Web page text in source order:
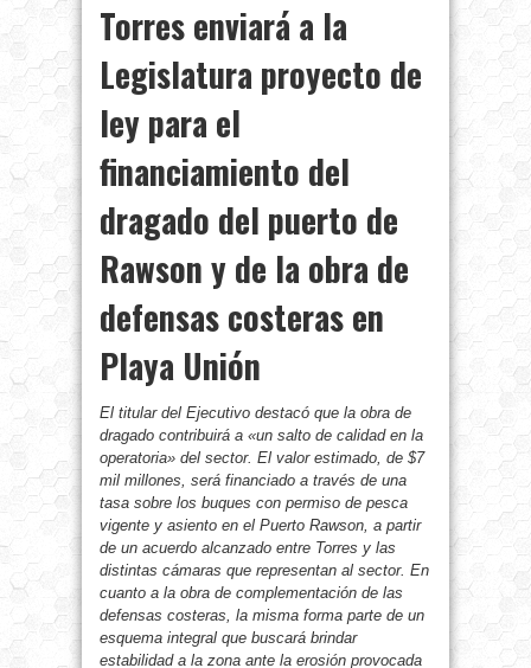
Torres enviará a la
Legislatura proyecto de
ley para el
financiamiento del
dragado del puerto de
Rawson y de la obra de
defensas costeras en
Playa Unión
El titular del Ejecutivo destacó que la obra de
dragado contribuirá a «un salto de calidad en la
operatoria» del sector. El valor estimado, de $7
mil millones, será financiado a través de una
tasa sobre los buques con permiso de pesca
vigente y asiento en el Puerto Rawson, a partir
de un acuerdo alcanzado entre Torres y las
distintas cámaras que representan al sector. En
cuanto a la obra de complementación de las
defensas costeras, la misma forma parte de un
esquema integral que buscará brindar
estabilidad a la zona ante la erosión provocada